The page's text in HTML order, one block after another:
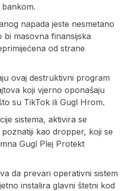
napada jeste nesmetano
bi masovna finansijska
od strane
ovaj destruktivni program
koji vjerno oponašaju
su TikTok ili Gugl Hrom.
sistema, aktivira se
kao dropper, koji se
Gugl Plej Protekt
da prevari operativni sistem
instalira glavni štetni kod